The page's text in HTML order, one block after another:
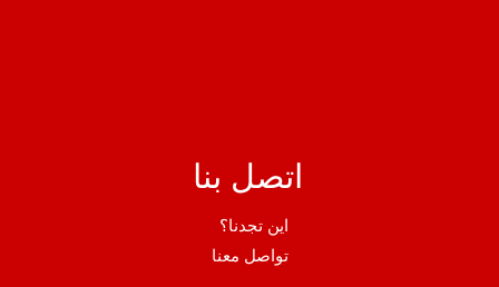
اتصل بنا
اين تجدنا؟
تواصل معنا